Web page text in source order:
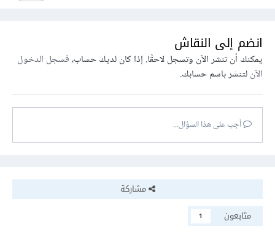
انضم إلى النقاش
يمكنك أن تنشر الآن وتسجل لاحقًا. إذا كان لديك حساب،فسجل الدخول
الآنلتنشر باسم حسابك.
أجب على هذا السؤال...
مشاركة
متابعون
1